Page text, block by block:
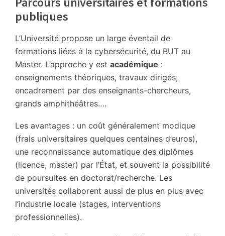
publiques
L’Université propose un large éventail de
formations liées à la cybersécurité, du BUT au
Master. L’approche y est académique :
enseignements théoriques, travaux dirigés,
encadrement par des enseignants-chercheurs,
grands amphithéâtres….
Les avantages : un coût généralement modique
(frais universitaires quelques centaines d’euros),
une reconnaissance automatique des diplômes
(licence, master) par l’État, et souvent la possibilité
de poursuites en doctorat/recherche. Les
universités collaborent aussi de plus en plus avec
l’industrie locale (stages, interventions
professionnelles).